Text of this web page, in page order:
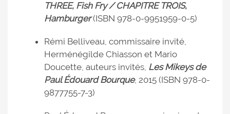
THREE, Fish Fry / CHAPITRE TROIS,
Hamburger(ISBN 978-0-9951959-0-5)
Rémi Belliveau, commissaire invité,
Herménégilde Chiasson et Mario
Doucette, auteurs invités, Les Mikeys de
Paul Édouard Bourque, 2015 (ISBN 978-0-
9877755-7-3)